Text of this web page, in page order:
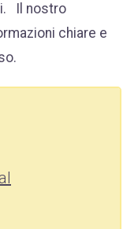
Il nostro
chiare e